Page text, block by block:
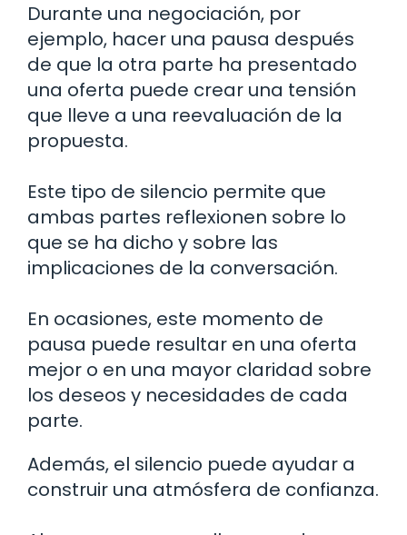
Durante una negociación, por
ejemplo, hacer una pausa después
de que la otra parte ha presentado
una oferta puede crear una tensión
que lleve a una reevaluación de la
propuesta.
Este tipo de silencio permite que
ambas partes reflexionen sobre lo
que se ha dicho y sobre las
implicaciones de la conversación.
En ocasiones, este momento de
pausa puede resultar en una oferta
mejor o en una mayor claridad sobre
los deseos y necesidades de cada
parte.
Además, el silencio puede ayudar a
construir una atmósfera de confianza.